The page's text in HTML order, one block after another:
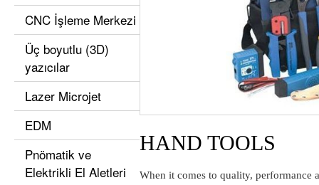
HAND TOOLS
When it comes to quality,
CNC İşleme Merkezi
Üç boyutlu (3D)
yazıcılar
Lazer Microjet
EDM
Pnömatik ve
Elektrikli El Aletleri